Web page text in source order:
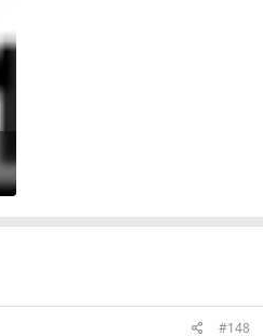
#148